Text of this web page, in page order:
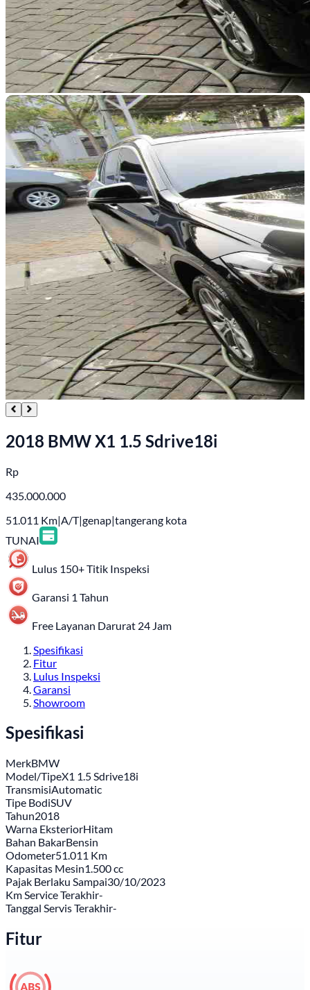
2018 BMW X1 1.5 Sdrive18i
Rp
435.000.000
51.011 Km|A/T|genap|tangerang kota
TUNAI
Lulus 150+ Titik Inspeksi
Garansi 1 Tahun
Free Layanan Darurat 24 Jam
Spesifikasi
Fitur
Lulus Inspeksi
Garansi
Showroom
Spesifikasi
MerkBMW
Model/TipeX1 1.5 Sdrive18i
TransmisiAutomatic
Tipe BodiSUV
Tahun2018
Warna EksteriorHitam
Bahan BakarBensin
Odometer51.011 Km
Kapasitas Mesin1.500 cc
Pajak Berlaku Sampai30/10/2023
Km Service Terakhir-
Tanggal Servis Terakhir-
Fitur